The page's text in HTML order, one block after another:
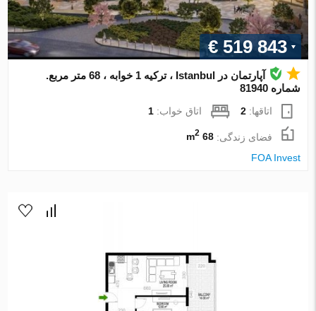
€ 519 843
آپارتمان در Istanbul ، ترکیه 1 خوابه ، 68 متر مربع.
شماره 81940
اتاقها:2 اتاق خواب:1
فضای زندگی:68 m
2
FOA Invest